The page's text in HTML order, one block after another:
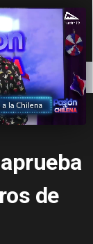
DEPORTES
de